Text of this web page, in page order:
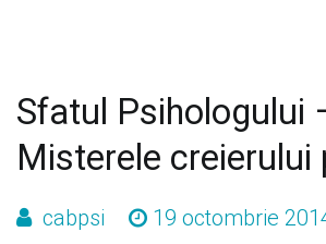
Sfatul Psihologului
Misterele creierului
cabpsi 19 octombrie